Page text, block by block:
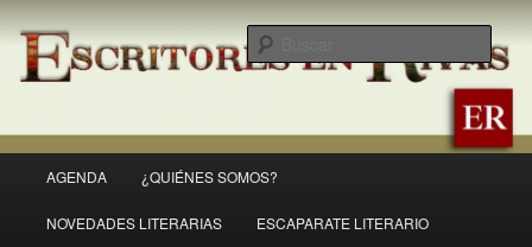
Ir
al
contenido
principal
Revista Escritores en Rivas
principal
AGENDA ¿QUIÉNES SOMOS?
NOVEDADES LITERARIAS ESCAPARATE LITERARIO